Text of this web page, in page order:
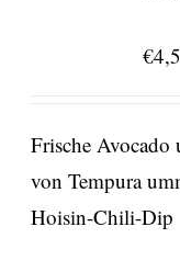
€
Frische
von Tempura
Hoisin-Chili-Dip